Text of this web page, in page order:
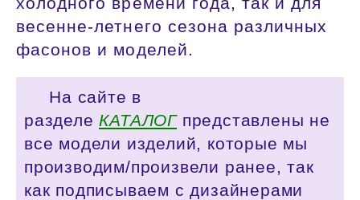
весенне-летнего сезона различных
фасонов и моделей.
На сайте в
разделе КАТАЛОГпредставлены не
все модели изделий, которые мы
производим/произвели ранее, так
как подписываем с дизайнерами